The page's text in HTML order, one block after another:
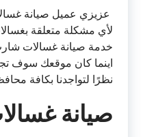
عزيزي عميل صيانة
لأي مشكلة متعلقة
خدمة صيانة غسالات
اينما كان موقعك سوف
نظرًا لتواجدنا بكافة
صيانة